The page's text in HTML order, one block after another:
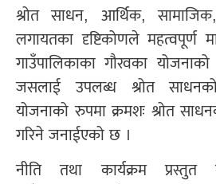
श्रोत साधन, आर्थिक,
लगायतका दृष्टिकोणले महत्वपूर्ण
गाउँपालिकाका गौरवका
जसलाई उपलब्ध श्रोत
योजनाको रुपमा क्रमशः श्रोत
गरिने जनाईएको छ ।
नीति तथा कार्यक्रम प्रस्तुत